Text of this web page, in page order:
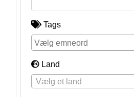
Tags
Land
Vælg et land